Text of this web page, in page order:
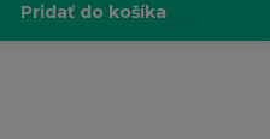
Pridať do košíka